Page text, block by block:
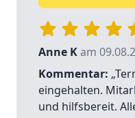
Anne Kam
Kommentar:
eingehalten.
und hilfsbereit.